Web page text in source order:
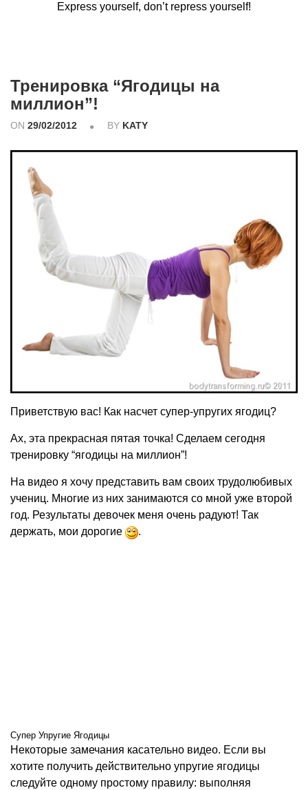
Express yourself, don’t repress yourself!
Тренировка “Ягодицы на
миллион”!
ON 29/02/2012 BY KATY
Приветствую вас! Как насчет супер-упругих ягодиц?
Ах, эта прекрасная пятая точка! Сделаем сегодня
тренировку “ягодицы на миллион”!
На видео я хочу представить вам своих трудолюбивых
учениц. Многие из них занимаются со мной уже второй
год. Результаты девочек меня очень радуют! Так
держать, мои дорогие
.
Супер Упругие Ягодицы
Некоторые замечания касательно видео. Если вы
хотите получить действительно упругие ягодицы
следуйте одному простому правилу: выполняя